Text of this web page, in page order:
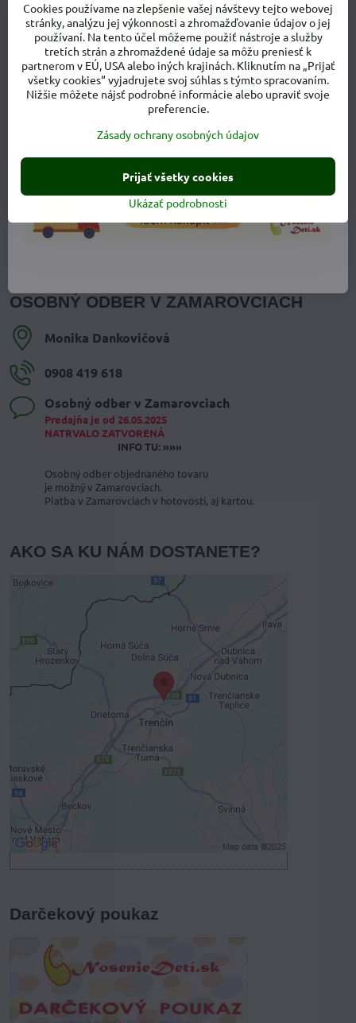
VŠETKO O NÁKUPE
Doprava a poštovné
Výmena tovaru
Vrátenie tovaru - odstúpenie od zmluvy
Reklamácia tovaru
Ochrana osobných údajov
OSOBNÝ ODBER V ZAMAROVCIACH
Monika Dankovičová
0908 419 618
Osobný odber v Zamarovciach
Predajňa je od 26.05.2025
NATRVALO ZATVORENÁ
INFO TU: »»»
Osobný odber objednaného tovaru
je možný v Zamarovciach.
Platba v Zamarovciach v hotovosti, aj kartou.
AKO SA KU NÁM DOSTANETE?
Externý obsah je blokovaný
Voľbami súkromia
Prajete si načítať externý obsah?
Povoliť tentokrát
Povoliť a zapamätať - súhlas s druhom
cookie: Funkčné
Darčekový poukaz
Cookies používame na zlepšenie vašej návštevy tejto webovej
stránky, analýzu jej výkonnosti a zhromažďovanie údajov o jej
používaní. Na tento účel môžeme použiť nástroje a služby
tretích strán a zhromaždené údaje sa môžu preniesť k
partnerom v EÚ, USA alebo iných krajinách. Kliknutím na „Prijať
všetky cookies“ vyjadrujete svoj súhlas s týmto spracovaním.
Nižšie môžete nájsť podrobné informácie alebo upraviť svoje
preferencie.
Zásady ochrany osobných údajov
Ukázať podrobnosti
Prijať všetky cookies